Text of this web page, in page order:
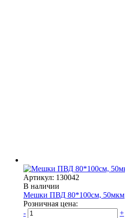
Артикул: 130042
В наличии
Мешки ПВД 80*100см, 50мкм
Розничная цена:
-
+